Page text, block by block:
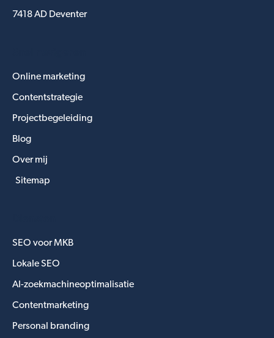
7418 AD Deventer
Online marketing
Contentstrategie
Projectbegeleiding
Blog
Over mij
Sitemap
SEO voor MKB
Lokale SEO
AI-zoekmachineoptimalisatie
Contentmarketing
Personal branding